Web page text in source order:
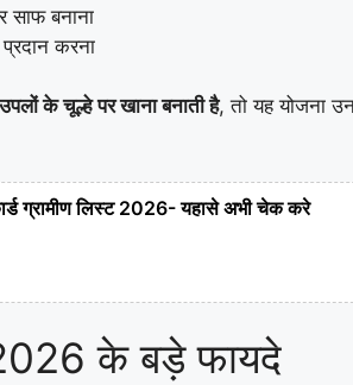
साफ बनाना
करना
के चूल्हे पर खाना बनाती है, तो यह योजना
ग्रामीण लिस्ट 2026- यहासे अभी चेक करे
के बड़े फायदे